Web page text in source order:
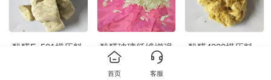
酚醛Fx501模压料
酚醛玻璃纤维增强
模塑料4330-1即
（FX501）生产
酚醛4330模压料
首页 客服